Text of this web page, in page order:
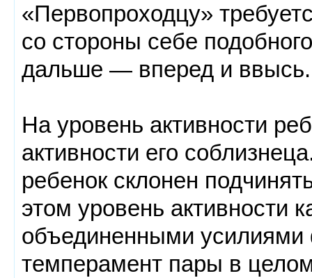
«Первопроходцу»
со стороны себе
дальше — вперед и ввысь.
На уровень активности
активности его
ребенок склонен
этом уровень активности
объединенными
темперамент пары в